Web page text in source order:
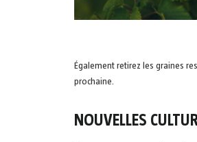
Également retirez les graines
prochaine.
NOUVELLES